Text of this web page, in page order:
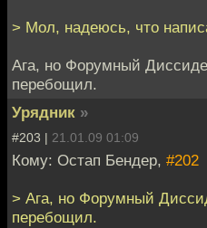
> Мол, надеюсь, что
Ага, но Форумный
перебощил.
Урядник »
#203 | 21.01.09 01:09
Кому: Остап Бендер, #202
> Ага, но Форумный
перебощил.